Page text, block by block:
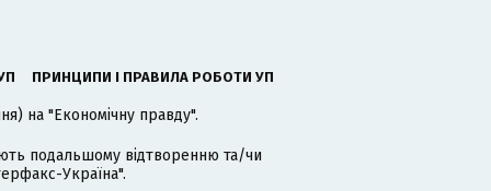
ПРИНЦИПИ І ПРАВИЛА РОБОТИ УП
на "Економічну правду".
подальшому відтворенню та/чи
Україна".